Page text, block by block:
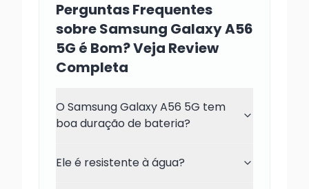
Perguntas Frequentes
sobre Samsung Galaxy A56
5G é Bom? Veja Review
Completa
O Samsung Galaxy A56 5G tem
boa duração de bateria?
Ele é resistente à água?